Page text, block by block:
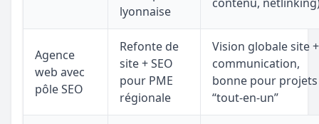
lyonnaise
Agence
web avec
pôle SEO
Refonte de
site + SEO
pour PME
régionale
Vision globale site +
communication,
bonne pour projets
“tout-en-un”